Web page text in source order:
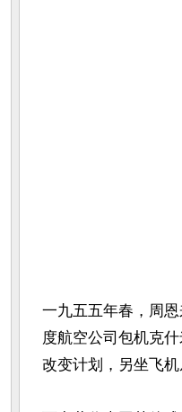
一九五五年春，周
度航空公司包机克
改变计划，另坐飞机